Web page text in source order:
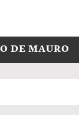
DE MAURO